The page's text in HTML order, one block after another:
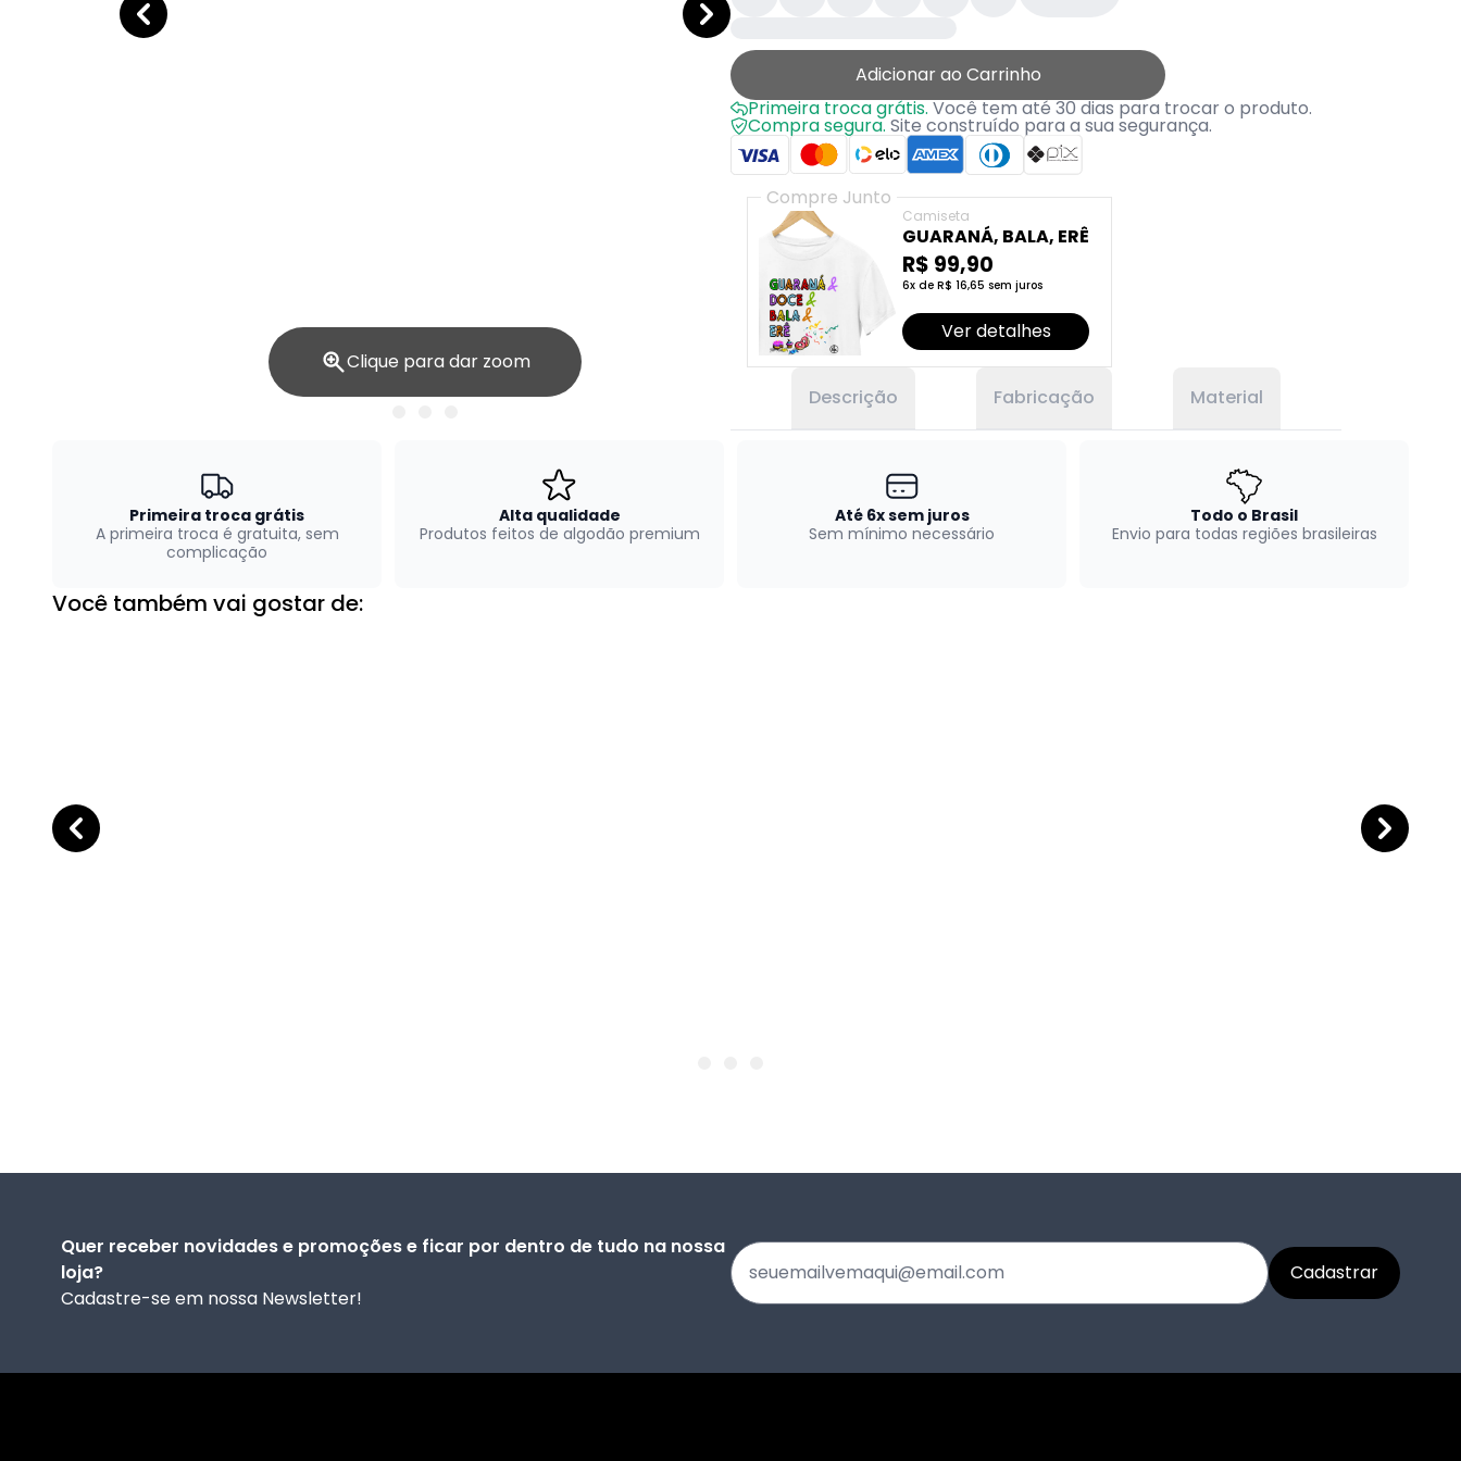
Clique para dar zoom
Adicionar ao Carrinho
Primeira troca grátis.Você tem até 30 dias para trocar o produto.
Compra segura.Site construído para a sua segurança.
Compre Junto
Camiseta
GUARANÁ, BALA, ERÊ
R$ 99,90
6x de R$ 16,65 sem juros
Ver detalhes
Descrição Fabricação Material
Primeira troca grátis
A primeira troca é gratuita, sem
complicação
Alta qualidade
Produtos feitos de algodão premium
Até 6x sem juros
Sem mínimo necessário
Todo o Brasil
Envio para todas regiões brasileiras
Você também vai gostar de:
Quer receber novidades e promoções e ficar por dentro de tudo na nossa
loja?
Cadastre-se em nossa Newsletter!